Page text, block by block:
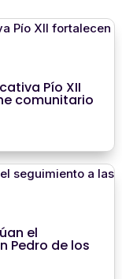
Pío XII
comunitario
el
Pedro de los